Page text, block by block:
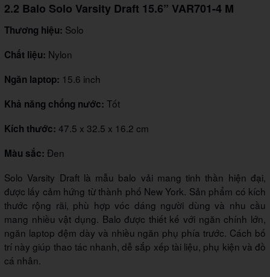
2.2 Balo Solo Varsity Draft 15.6” VAR701-4 M
Thương hiệu: Solo
Chất liệu: Nylon
Ngăn laptop: 15.6 inch
Khả năng chống nước: Tốt
Kích thước: 47.5 x 32.5 x 16.2 cm
Màu sắc: Đen
Solo Varsity Draft là mẫu balo vải mang tinh thần hiện đại,
được lấy cảm hứng từ thành phố New York. Sản phẩm có kích
thước rộng rãi, phù hợp vóc dáng người dùng và nhu cầu
mang nhiều vật dụng. Balo được thiết kế với ngăn chính lớn,
ngăn laptop đệm dày và nhiều ngăn phụ phía trước. Cách bố
trí này giúp thao tác nhanh, dễ sắp xếp tài liệu, phụ kiện và đồ
cá nhân.